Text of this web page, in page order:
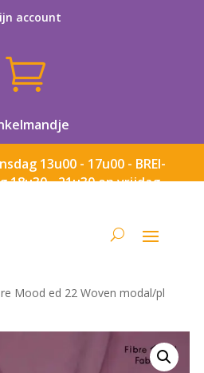
account

13u00 - 17u00 - BREI-
18u30 - 21u30 en vrijdag
Mood ed 22 Woven modal/pl